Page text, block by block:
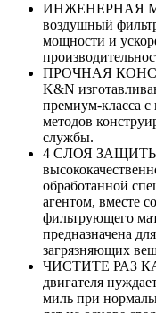
ИНЖЕНЕРНАЯ
воздушный
мощности и
ПРОЧНАЯ
K&N
премиум-класса
методов
службы.
4 СЛОЯ ЗАЩИТЫ:
обработанной
агентом, вместе
фильтрующего
предназначена
загрязняющих
ЧИСТИТЕ РАЗ
двигателя
миль при